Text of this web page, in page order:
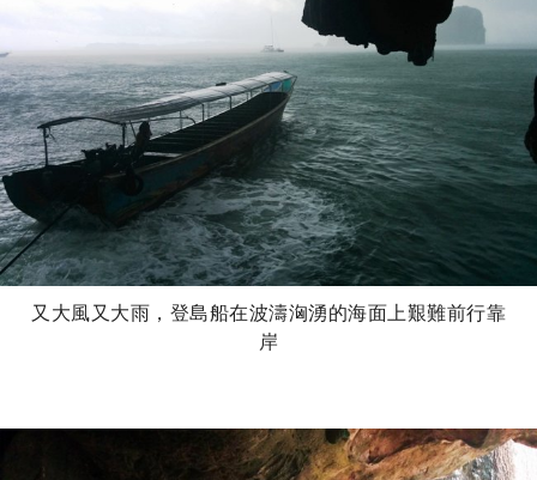
又大風又大雨，登島船在波濤洶湧的海面上艱難前行靠
岸